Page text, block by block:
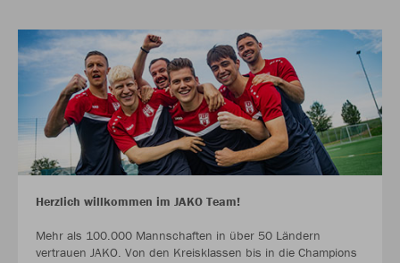
Herzlich willkommen im JAKO Team!
Mehr als 100.000 Mannschaften in über 50 Ländern
vertrauen JAKO. Von den Kreisklassen bis in die Champions